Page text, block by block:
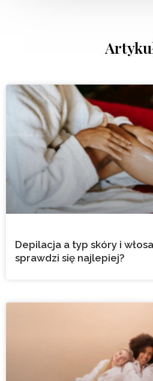
Depilacja a typ skóry i
sprawdzi się najlepiej?